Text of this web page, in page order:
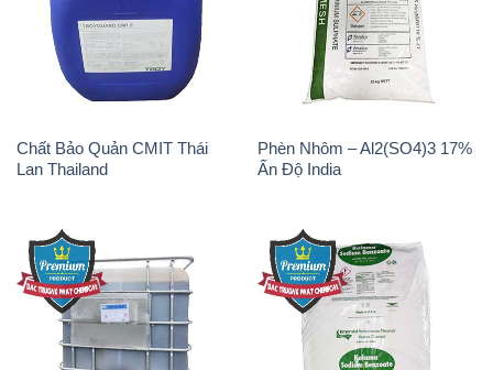
Chất Bảo Quản CMIT Thái
Lan Thailand
Phèn Nhôm – Al2(SO4)3 17%
Ấn Độ India
Chất tạo bọt Las P Tico Tank
IBC Bồn Việt Nam
Sodium Benzoate – Mốc Bột
Kalama Food Grade Mỹ Usa